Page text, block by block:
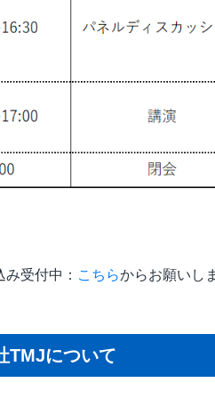
受付中： こちらからお願いし
TMJについて